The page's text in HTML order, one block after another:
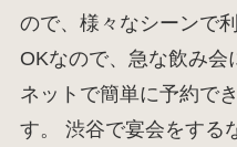
ので、様々なシーンで
OKなので、急な飲み会
ネットで簡単に予約で
す。 渋谷で宴会をする